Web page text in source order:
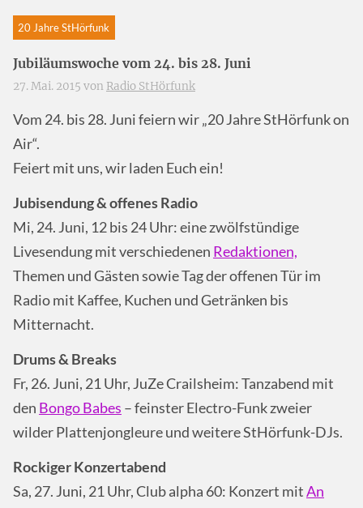
20 Jahre StHörfunk
Jubiläumswoche vom 24. bis 28. Juni
27. Mai. 2015 von Radio StHörfunk
Vom 24. bis 28. Juni feiern wir „20 Jahre StHörfunk on
Air“.
Feiert mit uns, wir laden Euch ein!
Jubisendung & offenes Radio
Mi, 24. Juni, 12 bis 24 Uhr: eine zwölfstündige
Livesendung mit verschiedenen Redaktionen,
Themen und Gästen sowie Tag der offenen Tür im
Radio mit Kaffee, Kuchen und Getränken bis
Mitternacht.
Drums & Breaks
Fr, 26. Juni, 21 Uhr, JuZe Crailsheim: Tanzabend mit
den Bongo Babes – feinster Electro-Funk zweier
wilder Plattenjongleure und weitere StHörfunk-DJs.
Rockiger Konzertabend
Sa, 27. Juni, 21 Uhr, Club alpha 60: Konzert mitAn